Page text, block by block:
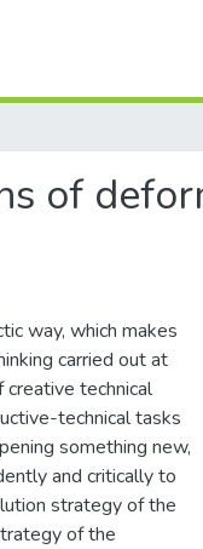
of
way, which makes
carried out at
technical
technical tasks
something new,
and critically to
strategy of the
of the